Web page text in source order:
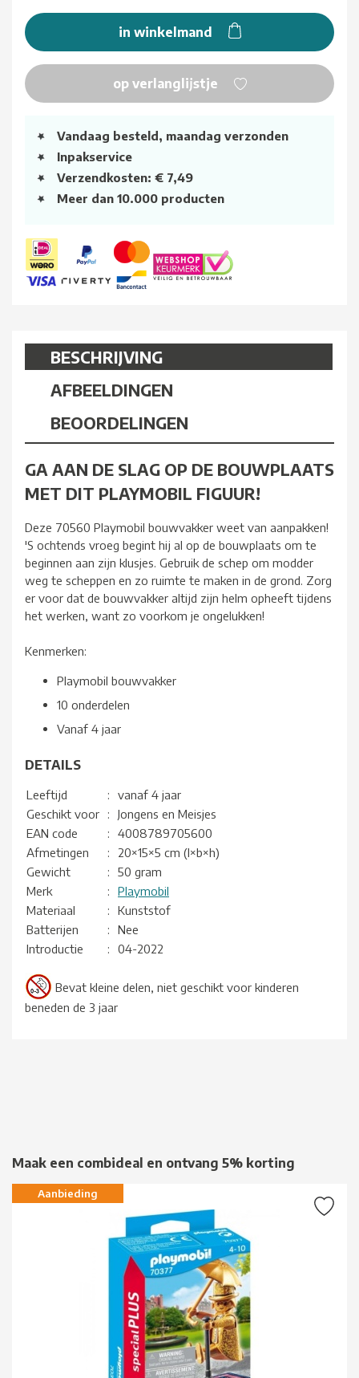
in winkelmand
op verlanglijstje
Vandaag besteld, maandag verzonden
Inpakservice
Verzendkosten: € 7,49
Meer dan 10.000 producten
BESCHRIJVING
AFBEELDINGEN
BEOORDELINGEN
GA AAN DE SLAG OP DE BOUWPLAATS
MET DIT PLAYMOBIL FIGUUR!
Deze 70560 Playmobil bouwvakker weet van aanpakken!
'S ochtends vroeg begint hij al op de bouwplaats om te
beginnen aan zijn klusjes. Gebruik de schep om modder
weg te scheppen en zo ruimte te maken in de grond. Zorg
er voor dat de bouwvakker altijd zijn helm opheeft tijdens
het werken, want zo voorkom je ongelukken!
Kenmerken:
Playmobil bouwvakker
10 onderdelen
Vanaf 4 jaar
DETAILS
Leeftijd :
vanaf 4 jaar
Geschikt voor
:
Jongens en Meisjes
EAN code
:
4008789705600
Afmetingen
:
20×15×5 cm (l×b×h)
Gewicht
:
50 gram
Merk
:
Playmobil
Materiaal
:
Kunststof
Batterijen
:
Nee
Introductie
: 04-2022
Bevat kleine delen, niet geschikt voor kinderen
beneden de 3 jaar
Maak een combideal en ontvang 5% korting
Aanbieding